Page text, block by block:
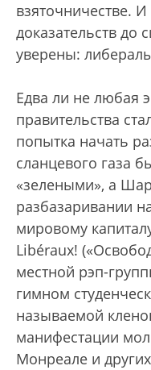
взяточничестве.
доказательств до
уверены:
Едва ли не любая
правительства
попытка начать
сланцевого газа
«зелеными», а
разбазаривании
мировому
Libéraux!
местной рэп-
гимном
называемой
манифестации
Монреале и